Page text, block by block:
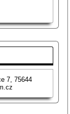
7, 75644